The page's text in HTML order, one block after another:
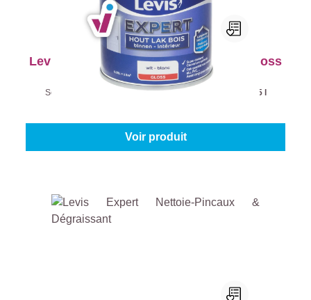
Levis Expert Lak Bois Intérieur High Gloss
Sélectionnez votre couleur:Blanc (100%) 0.25 l
Voir produit